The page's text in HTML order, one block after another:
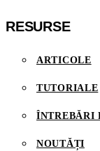
RESURSE
ARTICOLE
TUTORIALE
ÎNTREBĂRI
NOUTĂȚI